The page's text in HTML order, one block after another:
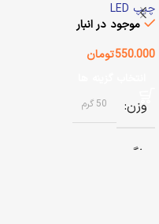
چیپ LED
موجود در انبار
550.000تومان
وزن 50 گرم
رنگ